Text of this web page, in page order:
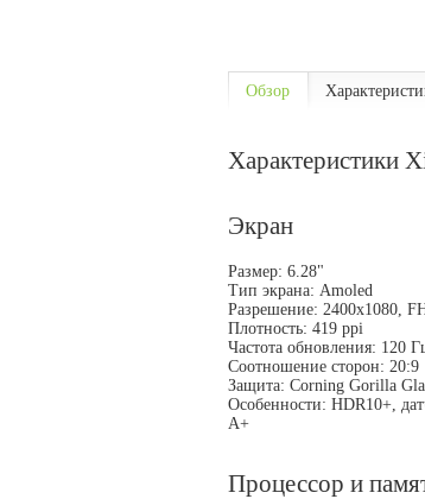
Обзор
Характеристики
Экран
Размер: 6.28"
Тип экрана: Amoled
Разрешение: 2400x1080,
Плотность: 419 ppi
Частота обновления: 120
Соотношение сторон: 20:9
Защита: Corning Gorilla
Особенности: HDR10+,
А+
Процессор и